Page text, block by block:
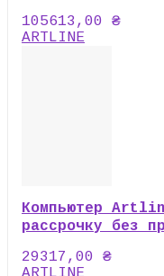
105613,00 ₴
ARTLINE
Компьютер
рассрочку без
29317,00 ₴